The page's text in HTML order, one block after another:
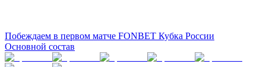
Побеждаем в первом матче FONBET Кубка России
Основной состав